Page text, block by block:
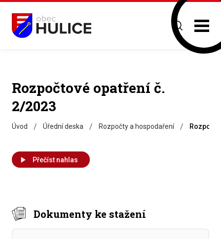
Rozpočtové opatření č.
2/2023
Úvod / Úřední deska / Rozpočty a hospodaření /
Přečíst nahlas
Dokumenty ke stažení